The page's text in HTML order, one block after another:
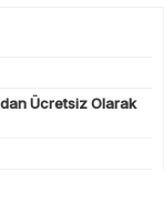
Ücretsiz Olarak